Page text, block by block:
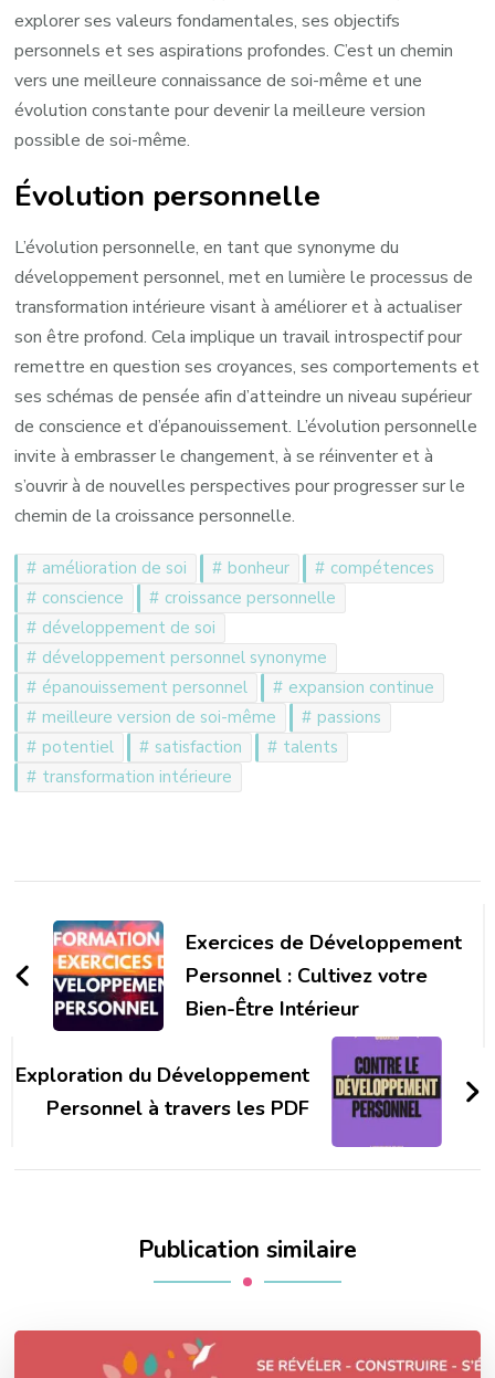
explorer ses valeurs fondamentales, ses objectifs
personnels et ses aspirations profondes. C’est un chemin
vers une meilleure connaissance de soi-même et une
évolution constante pour devenir la meilleure version
possible de soi-même.
Évolution personnelle
L’évolution personnelle, en tant que synonyme du
développement personnel, met en lumière le processus de
transformation intérieure visant à améliorer et à actualiser
son être profond. Cela implique un travail introspectif pour
remettre en question ses croyances, ses comportements et
ses schémas de pensée afin d’atteindre un niveau supérieur
de conscience et d’épanouissement. L’évolution personnelle
invite à embrasser le changement, à se réinventer et à
s’ouvrir à de nouvelles perspectives pour progresser sur le
chemin de la croissance personnelle.
amélioration de soi bonheur
compétences
conscience
croissance personnelle
développement de soi
développement personnel synonyme
épanouissement personnel
expansion continue
meilleure version de soi-même
passions
potentiel
satisfaction
talents
transformation intérieure
d'article
Exercices de Développement
Personnel : Cultivez votre
Bien-Être Intérieur
Exploration du Développement
Personnel à travers les PDF
Publication similaire